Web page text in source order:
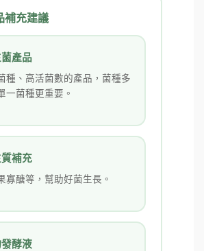
補充建議
產品
種、高活菌數的產品，菌種多
一菌種更重要。
補充
寡醣等，幫助好菌生長。
酵液